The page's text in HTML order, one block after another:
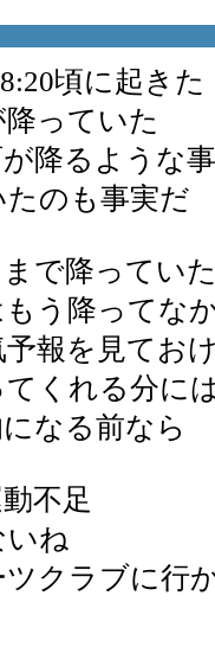
頃に起きた
っていた
が降るような
たのも事実だ
まで降ってい
う降ってな
報を見てお
てくれる分に
なる前なら
不足
いね
クラブに行